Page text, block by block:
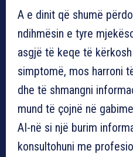
A e dinit që shumë
ndihmësin e tyre
asgjë të keqe të
simptomë, mos harroni
dhe të shmangni
mund të çojnë në
AI-në si një burim
konsultohuni me